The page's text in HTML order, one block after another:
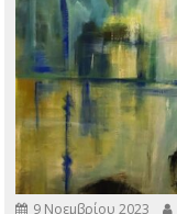
9 Νοεμβρίου 2023